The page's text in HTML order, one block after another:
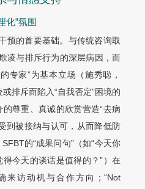
化”氛围
预的首要基础。与传统咨询取
凌与排斥行为的深层病因，而
专家”为基本立场（施秀聪，
排斥而陷入“自我否定”困境的
尊重、真诚的欣赏营造“去病
到被接纳与认可，从而降低防
的“成果问句”（如“今天你
今天的谈话是值得的？”）在
来访动机与合作方向；“Not